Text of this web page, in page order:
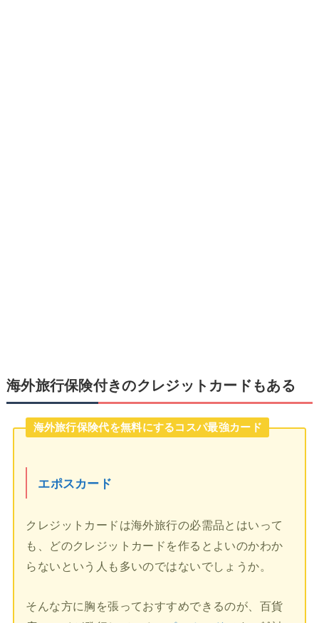
海外旅行保険付きのクレジットカードもある
海外旅行保険代を無料にするコスパ最強カード
エポスカード
クレジットカードは海外旅行の必需品とはいって
も、どのクレジットカードを作るとよいのかわか
らないという人も多いのではないでしょうか。
そんな方に胸を張っておすすめできるのが、百貨